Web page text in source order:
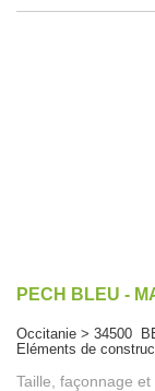
PECH BLEU -
Occitanie > 34500
Eléments de
Taille, façonnage